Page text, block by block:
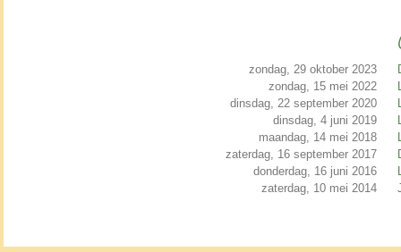
zondag, 29 oktober 2023
zondag, 15 mei 2022
dinsdag, 22 september 2020
dinsdag, 4 juni 2019
maandag, 14 mei 2018
zaterdag, 16 september 2017
donderdag, 16 juni 2016
zaterdag, 10 mei 2014